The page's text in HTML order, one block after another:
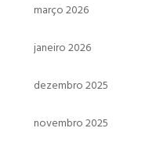
março 2026
janeiro 2026
dezembro 2025
novembro 2025